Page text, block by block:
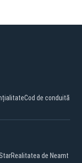
Cod de conduită
Realitatea de Neamt